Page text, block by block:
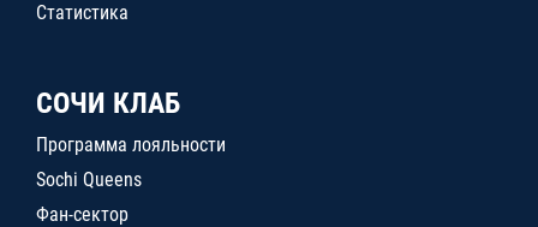
Статистика
СОЧИ КЛАБ
Программа лояльности
Sochi Queens
Фан-сектор